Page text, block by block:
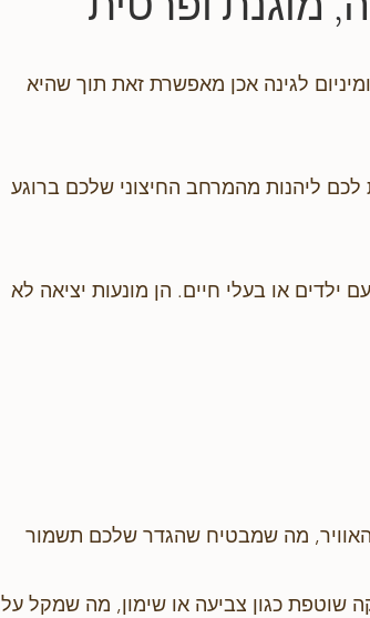
לגינה אכן מאפשרת זאת תוך שהיא
ליהנות מהמרחב החיצוני שלכם ברוגע
ילדים או בעלי חיים. הן מונעות יציאה לא
האוויר, מה שמבטיח שהגדר שלכם תשמור
שוטפת כגון צביעה או שימון, מה שמקל על